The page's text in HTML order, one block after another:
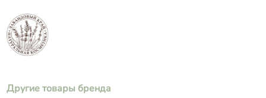
Другие товары бренда